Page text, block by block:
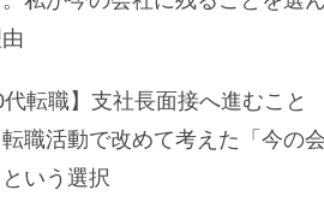
転職】支社長面接へ進むこと
職活動で改めて考えた「今の会
いう選択